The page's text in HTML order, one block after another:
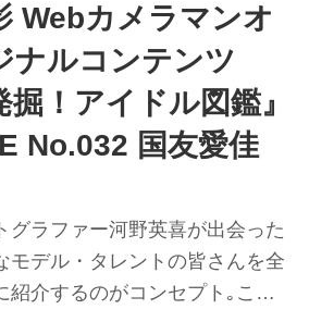
Webカメラマンオ
ナルコンテンツ
掘！アイドル図鑑』
No.032 国友愛佳
グラファー河野英喜が出会った
モデル・タレントの皆さんを全
紹介するのがコンセプト｡ここ